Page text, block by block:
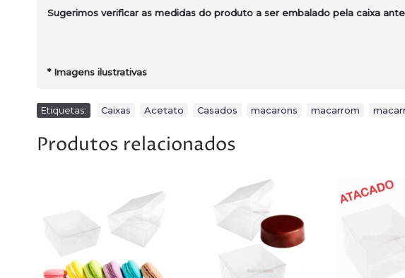
Sugerimos verificar as medidas do produto a ser embalado pela caixa
*Imagens ilustrativas
Etiquetas: Caixas Acetato Casados macarons macarrom
Produtos relacionados